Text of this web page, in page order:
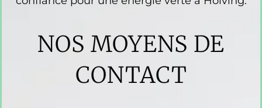
NOS MOYENS DE
CONTACT